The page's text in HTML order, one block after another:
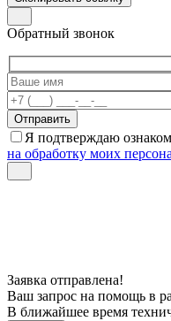
Обратный звонок
Я подтверждаю
на обработку моих
Заявка отправлена!
Ваш запрос на помощь в
В ближайшее время